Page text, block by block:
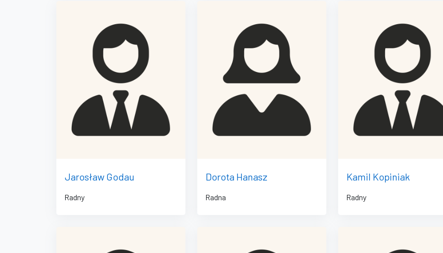
Jarosław Godau
Radny
Dorota Hanasz
Radna
Kamil Kopiniak
Radny